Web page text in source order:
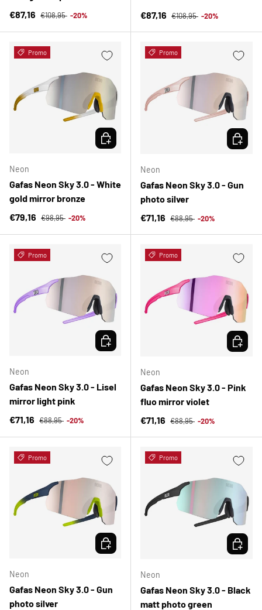
Precio de venta
€87,16 Precio normal
€108,95 -20%
Precio de venta
€87,16 Precio normal
€108,95 -20%
Promo
Neon
Gafas Neon Sky 3.0 - White
gold mirror bronze
Precio de venta
€79,16 Precio normal
€98,95 -20%
ELEGIR OPCIONES
Promo
Neon
Gafas Neon Sky 3.0 - Gun
photo silver
Precio de venta
€71,16 Precio normal
€88,95 -20%
ELEGIR
Promo
Neon
Gafas Neon Sky 3.0 - Lisel
mirror light pink
Precio de venta
€71,16 Precio normal
€88,95 -20%
ELEGIR OPCIONES
Promo
Neon
Gafas Neon Sky 3.0 - Pink
fluo mirror violet
Precio de venta
€71,16 Precio normal
€88,95 -20%
ELEGIR
Promo
Neon
Gafas Neon Sky 3.0 - Gun
photo silver
ELEGIR OPCIONES
Promo
Neon
Gafas Neon Sky 3.0 - Black
matt photo green
ELEGIR